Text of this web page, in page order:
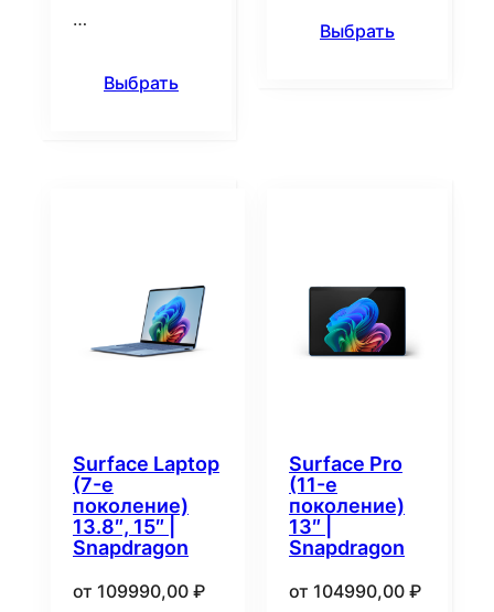
…
Выбрать
Выбрать
Surface Laptop
(7-е
поколение)
13.8″, 15″ |
Snapdragon
от 109990,00 ₽
Surface Pro
(11-е
поколение)
13″ |
Snapdragon
от 104990,00 ₽